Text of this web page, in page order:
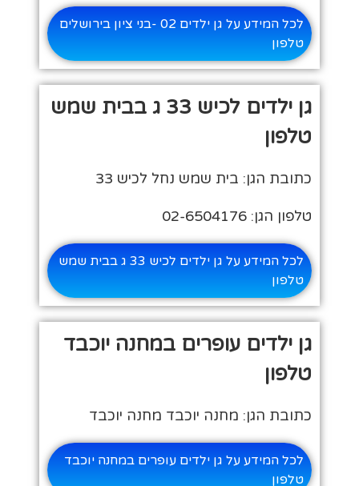
לכל המידע על גן ילדים 02 -בני ציון בירושלים
טלפון
גן ילדים לכיש 33 ג בבית שמש
טלפון
כתובת הגן: בית שמש נחל לכיש 33
טלפון הגן: 02-6504176
לכל המידע על גן ילדים לכיש 33 ג בבית שמש
טלפון
גן ילדים עופרים במחנה יוכבד
טלפון
כתובת הגן: מחנה יוכבד מחנה יוכבד
לכל המידע על גן ילדים עופרים במחנה יוכבד
טלפון